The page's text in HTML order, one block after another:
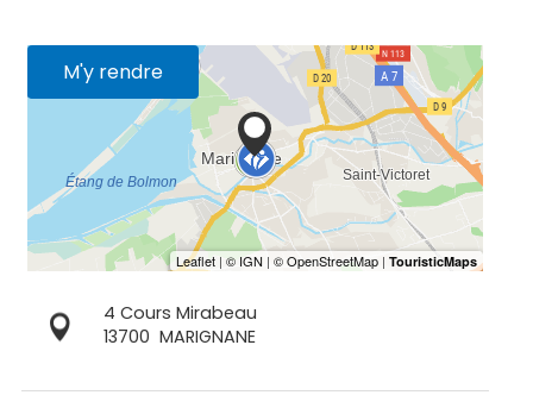
M'y rendre
4 Cours Mirabeau
13700 MARIGNANE